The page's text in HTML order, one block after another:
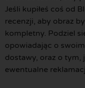
Jeśli kupiłeś coś od
recenzji, aby obraz
kompletny. Podziel
opowiadając o
dostawy, oraz o tym,
ewentualne